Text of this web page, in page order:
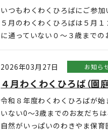
いつもわくわくひろばにご参加
５月のわくわくひろばは５月
に通っていない０～３歳まで
2026年03月27日 お知ら
４月わくわくひろば（園
令和８年度わくわくひろばが始
いない0～3歳までのお友だち
自然がいっぱいのわきやま保